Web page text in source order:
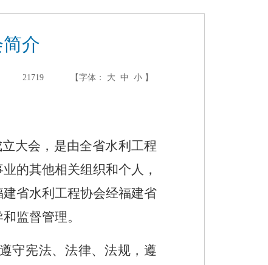
介
21719 【字体： 大 中 小 】
大会，是由全省水利工程
的其他相关组织和个人，
省水利工程协会经福建省
监督管理。
守宪法、法律、法规，遵